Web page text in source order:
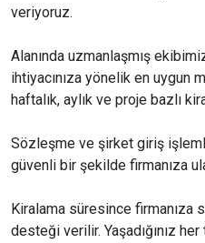
veriyoruz.
Alanında uzmanlaşmış
ihtiyacınıza yönelik en uygun
haftalık, aylık ve proje bazlı
Sözleşme ve şirket giriş
güvenli bir şekilde firmanıza
Kiralama süresince firmanıza
desteği verilir. Yaşadığınız